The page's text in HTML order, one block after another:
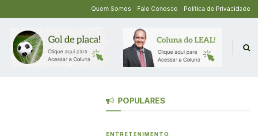
Quem Somos Fale Conosco Política de Privacidade
POPULARES
ENTRETENIMENTO